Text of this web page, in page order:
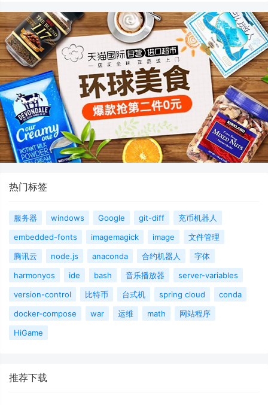
热门标签
服务器 windows Google git-diff
充币机器人
embedded-fonts
imagemagick image
文件管理
腾讯云
node.js anaconda 合约机器人
字体
harmonyos
ide bash 音乐播放器
server-variables
version-control
比特币 台式机 spring cloud
conda
docker-compose
war 运维 math
网站程序
HiGame
推荐下载